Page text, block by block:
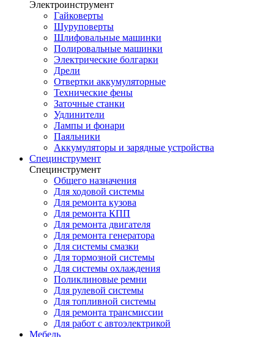
Электроинструмент
Гайковерты
Шуруповерты
Шлифовальные машинки
Полировальные машинки
Электрические болгарки
Дрели
Отвертки аккумуляторные
Технические фены
Заточные станки
Удлинители
Лампы и фонари
Паяльники
Аккумуляторы и зарядные устройства
Специнструмент
Специнструмент
Общего назначения
Для ходовой системы
Для ремонта кузова
Для ремонта КПП
Для ремонта двигателя
Для ремонта генератора
Для системы смазки
Для тормозной системы
Для системы охлаждения
Поликлиновые ремни
Для рулевой системы
Для топливной системы
Для ремонта трансмиссии
Для работ с автоэлектрикой
Мебель